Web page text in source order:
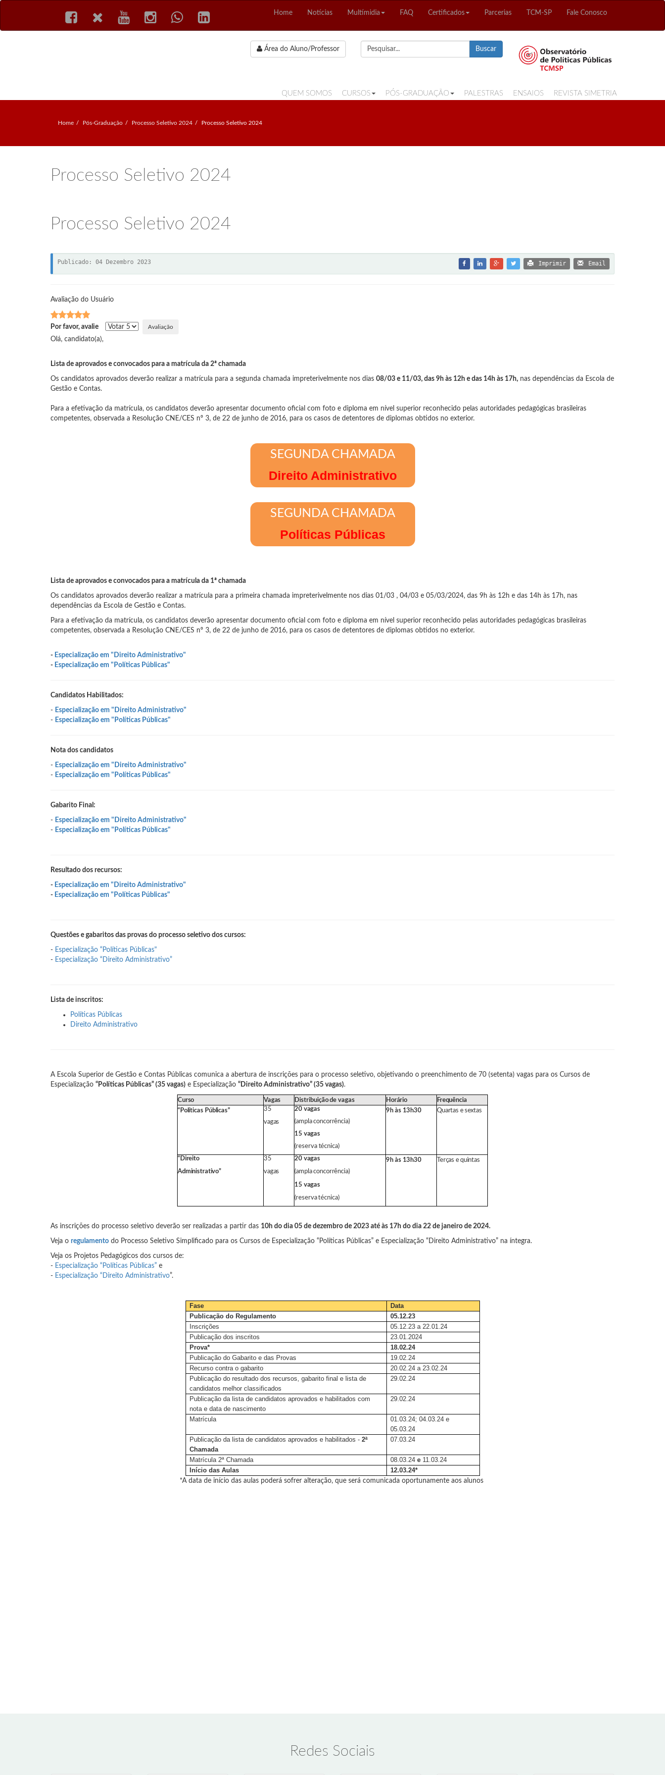
Home Notícias Multímidia FAQ Certificados Parcerias TCM-SP Fale Conosco
Buscar
Área do Aluno/Professor
QUEM SOMOS CURSOS PÓS-GRADUAÇÃO PALESTRAS ENSAIOS REVISTA SIMETRIA
Home Pós-Graduação Processo Seletivo 2024 Processo Seletivo 2024
Processo Seletivo 2024
Processo Seletivo 2024
Publicado: 04 Dezembro 2023 Imprimir Email
Avaliação do Usuário
Por favor, avalie
Olá, candidato(a),
Lista de aprovados e convocados para a matrícula da 2ª chamada
Os candidatos aprovados deverão realizar a matrícula para a segunda chamada impreterivelmente nos dias 08/03 e 11/03, das 9h às 12h e das 14h às 17h, nas dependências da Escola de
Gestão e Contas.
Para a efetivação da matrícula, os candidatos deverão apresentar documento oficial com foto e diploma em nível superior reconhecido pelas autoridades pedagógicas brasileiras
competentes, observada a Resolução CNE/CES nº 3, de 22 de junho de 2016, para os casos de detentores de diplomas obtidos no exterior.
SEGUNDA CHAMADA
Direito Administrativo
SEGUNDA CHAMADA
Políticas Públicas
Lista de aprovados e convocados para a matrícula da 1ª chamada
Os candidatos aprovados deverão realizar a matrícula para a primeira chamada impreterivelmente nos dias 01/03 , 04/03 e 05/03/2024, das 9h às 12h e das 14h às 17h, nas
dependências da Escola de Gestão e Contas.
Para a efetivação da matrícula, os candidatos deverão apresentar documento oficial com foto e diploma em nível superior reconhecido pelas autoridades pedagógicas brasileiras
competentes, observada a Resolução CNE/CES nº 3, de 22 de junho de 2016, para os casos de detentores de diplomas obtidos no exterior.
- Especialização em "Direito Administrativo"
- Especialização em "Políticas Públicas"
Candidatos Habilitados:
- Especialização em "Direito Administrativo"
- Especialização em "Políticas Públicas"
Nota dos candidatos
- Especialização em "Direito Administrativo"
- Especialização em "Políticas Públicas"
Gabarito Final:
- Especialização em "Direito Administrativo"
- Especialização em "Políticas Públicas"
Resultado dos recursos:
- Especialização em "Direito Administrativo"
- Especialização em "Políticas Públicas"
Questões e gabaritos das provas do processo seletivo dos cursos:
- Especialização “Políticas Públicas"
- Especialização “Direito Administrativo”
Lista de inscritos:
Políticas Públicas
Direito Administrativo
A Escola Superior de Gestão e Contas Públicas comunica a abertura de inscrições para o processo seletivo, objetivando o preenchimento de 70 (setenta) vagas para os Cursos de
Especialização “Políticas Públicas” (35 vagas) e Especialização “Direito Administrativo” (35 vagas).
Curso Vagas Distribuiçãode vagas Horário
Frequência
“Políticas Públicas”
35
vagas
20 vagas
(amplaconcorrência)
15 vagas
(reserva técnica)
9h às13h30 Quartas esextas
“Direito
Administrativo”
35
vagas
20 vagas
(amplaconcorrência)
15 vagas
(reservatécnica)
9h às13h30 Terças equintas
As inscrições do processo seletivo deverão ser realizadas a partir das 10h do dia 05 de dezembro de 2023 até às 17h do dia 22 de janeiro de 2024.
Veja o regulamento do Processo Seletivo Simplificado para os Cursos de Especialização “Políticas Públicas” e Especialização “Direito Administrativo” na íntegra.
Veja os Projetos Pedagógicos dos cursos de:
- Especialização “Políticas Públicas” e
- Especialização “Direito Administrativo”.
Fase
Data
Publicação do Regulamento
05.12.23
Inscrições
05.12.23 a 22.01.24
Publicação dos inscritos
23.01.2024
Prova*
18.02.24
Publicação do Gabarito e das Provas
19.02.24
Recurso contra o gabarito
20.02.24 a 23.02.24
Publicação do resultado dos recursos, gabarito final e lista de
candidatos melhor classificados
29.02.24
Publicação da lista de candidatos aprovados e habilitados com
nota e data de nascimento
29.02.24
Matrícula
01.03.24; 04.03.24 e
05.03.24
Publicação da lista de candidatos aprovados e habilitados - 2ª
Chamada
07.03.24
Matrícula 2ª Chamada 08.03.24 e11.03.24
Início das Aulas
12.03.24*
*A data de início das aulas poderá sofrer alteração, que será comunicada oportunamente aos alunos
Redes Sociais